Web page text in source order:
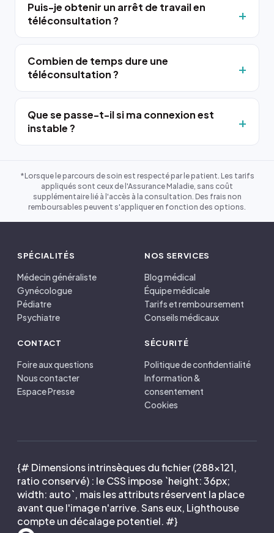
Puis-je obtenir un arrêt de travail en
téléconsultation ?
Combien de temps dure une
téléconsultation ?
Que se passe-t-il si ma connexion est
instable ?
*Lorsque le parcours de soin est respecté par le patient. Les tarifs
appliqués sont ceux de l'Assurance Maladie, sans coût
supplémentaire lié à l'accès à la consultation. Des frais non
remboursables peuvent s'appliquer en fonction des options.
SPÉCIALITÉS
Médecin généraliste
Gynécologue
Pédiatre
Psychiatre
NOS SERVICES
Blog médical
Équipe médicale
Tarifs et remboursement
Conseils médicaux
CONTACT
Foire aux questions
Nous contacter
Espace Presse
SÉCURITÉ
Politique de confidentialité
Information &
consentement
Cookies
{# Dimensions intrinsèques du fichier (288×121,
ratio conservé) : le CSS impose `height: 36px;
width: auto`, mais les attributs réservent la place
avant que l'image n'arrive. Sans eux, Lighthouse
compte un décalage potentiel. #}